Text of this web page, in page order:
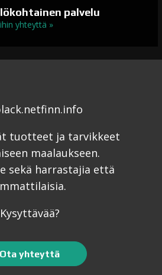
palvelu
yhteyttä »
tuotteet ja tarvikkeet
maalaukseen.
sekä harrastajia että
Kysyttävää?
Ota yhteyttä